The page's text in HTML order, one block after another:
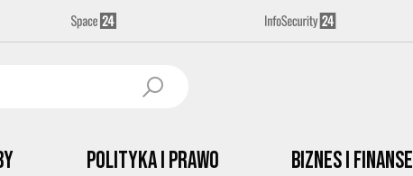
Polityka i prawo Biznes i Finanse